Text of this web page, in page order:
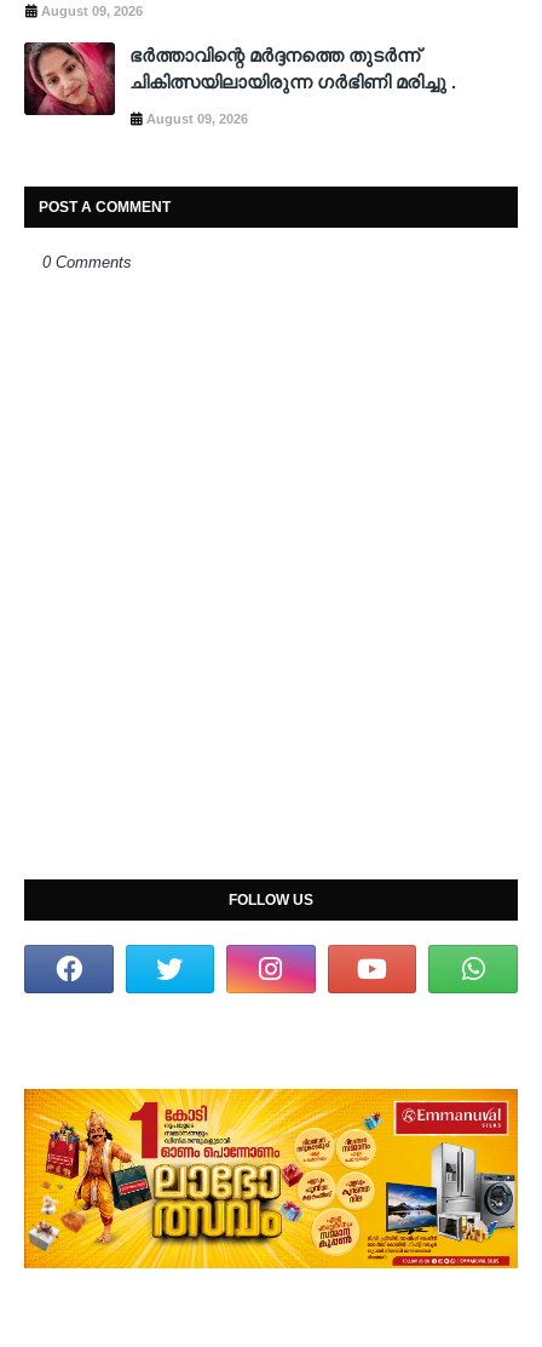
August 09, 2026
ഭർത്താവിന്റെ മർദ്ദനത്തെ തുടർന്ന്
ചികിത്സയിലായിരുന്ന ഗർഭിണി മരിച്ചു .
August 09, 2026
POST A COMMENT
0 Comments
FOLLOW US